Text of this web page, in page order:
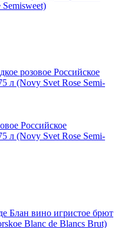
Российское
л (Novy Svet Rose Semi-